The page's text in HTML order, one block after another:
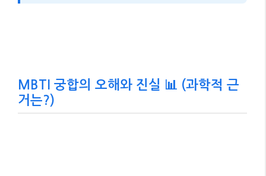
MBTI 궁합의 오해와 진실 📊 (과학적 근
거는?)